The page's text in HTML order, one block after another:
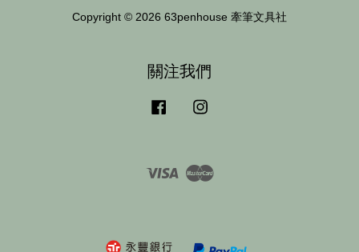
Copyright © 2026 63penhouse 牽筆文具社
關注我們
Facebook
Visa Master